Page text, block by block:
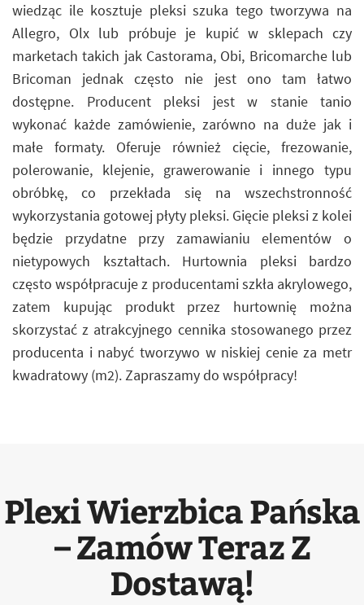
wiedząc ile kosztuje pleksi szuka tego tworzywa na
Allegro, Olx lub próbuje je kupić w sklepach czy
marketach takich jak Castorama, Obi, Bricomarche lub
Bricoman jednak często nie jest ono tam łatwo
dostępne. Producent pleksi jest w stanie tanio
wykonać każde zamówienie, zarówno na duże jak i
małe formaty. Oferuje również cięcie, frezowanie,
polerowanie, klejenie, grawerowanie i innego typu
obróbkę, co przekłada się na wszechstronność
wykorzystania gotowej płyty pleksi. Gięcie pleksi z kolei
będzie przydatne przy zamawianiu elementów o
nietypowych kształtach. Hurtownia pleksi bardzo
często współpracuje z producentami szkła akrylowego,
zatem kupując produkt przez hurtownię można
skorzystać z atrakcyjnego cennika stosowanego przez
producenta i nabyć tworzywo w niskiej cenie za metr
kwadratowy (m2). Zapraszamy do współpracy!
Plexi Wierzbica Pańska
– Zamów Teraz Z
Dostawą!